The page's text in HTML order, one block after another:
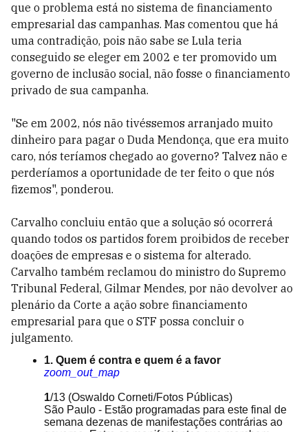
que o problema está no sistema de financiamento
empresarial das campanhas. Mas comentou que há
uma contradição, pois não sabe se Lula teria
conseguido se eleger em 2002 e ter promovido um
governo de inclusão social, não fosse o financiamento
privado de sua campanha.
"Se em 2002, nós não tivéssemos arranjado muito
dinheiro para pagar o Duda Mendonça, que era muito
caro, nós teríamos chegado ao governo? Talvez não e
perderíamos a oportunidade de ter feito o que nós
fizemos", ponderou.
Carvalho concluiu então que a solução só ocorrerá
quando todos os partidos forem proibidos de receber
doações de empresas e o sistema for alterado.
Carvalho também reclamou do ministro do Supremo
Tribunal Federal, Gilmar Mendes, por não devolver ao
plenário da Corte a ação sobre financiamento
empresarial para que o STF possa concluir o
julgamento.
1. Quem é contra e quem é a favor
zoom_out_map
1/13 (Oswaldo Corneti/Fotos Públicas)
São Paulo - Estão programadas para este final de
semana dezenas de manifestações contrárias ao